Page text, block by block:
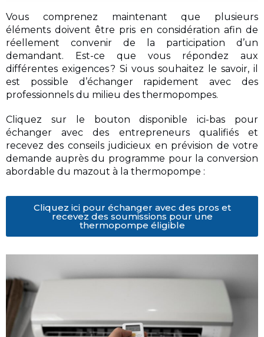
Vous comprenez maintenant que plusieurs
éléments doivent être pris en considération afin de
réellement convenir de la participation d’un
demandant. Est-ce que vous répondez aux
différentes exigences ? Si vous souhaitez le savoir, il
est possible d’échanger rapidement avec des
professionnels du milieu des thermopompes.
Cliquez sur le bouton disponible ici-bas pour
échanger avec des entrepreneurs qualifiés et
recevez des conseils judicieux en prévision de votre
demande auprès du programme pour la conversion
abordable du mazout à la thermopompe :
Cliquez ici pour échanger avec des pros et
recevez des soumissions pour une
thermopompe éligible